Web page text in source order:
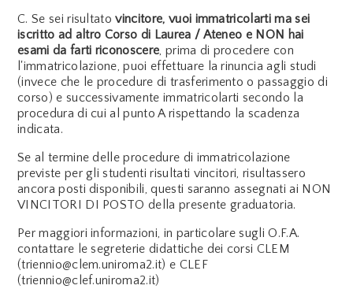
C. Se sei risultatovincitore, vuoi immatricolarti ma sei
iscritto ad altro Corso di Laurea / Ateneo e NON hai
esami da farti riconoscere, prima di procedere con
l'immatricolazione, puoi effettuare la rinuncia agli studi
(invece che le procedure di trasferimento o passaggio di
corso) e successivamente immatricolarti secondo la
procedura di cui al punto A rispettando la scadenza
indicata.
Se al termine delle procedure di immatricolazione
previste per gli studenti risultati vincitori, risultassero
ancora posti disponibili, questi saranno assegnati ai NON
VINCITORI DI POSTO della presente graduatoria.
Per maggiori informazioni, in particolare sugli O.F.A.
contattare le segreterie didattiche dei corsi CLEM
(triennio@clem.uniroma2.it) e CLEF
(triennio@clef.uniroma2.it)